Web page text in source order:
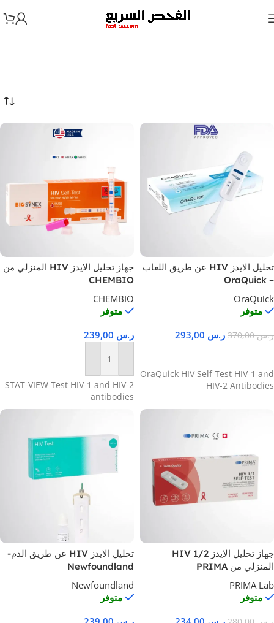
تحليل الايدز HIV عن طريق اللعاب
– OraQuick
OraQuick
متوفر
ر.س370,00 ر.س
OraQuick HIV Self Test HIV-1 and
HIV-2 Antibodies
جهاز تحليل الايدز HIV المنزلي من
CHEMBIO
CHEMBIO
متوفر
ر.س
إضافة إلى السلة
STAT-VIEW Test HIV-1 and HIV-2
antibodies
جهاز تحليل الايدز HIV 1/2
المنزلي من PRIMA
PRIMA Lab
متوفر
تحليل الايدز HIV عن طريق الدم-
Newfoundland
Newfoundland
متوفر